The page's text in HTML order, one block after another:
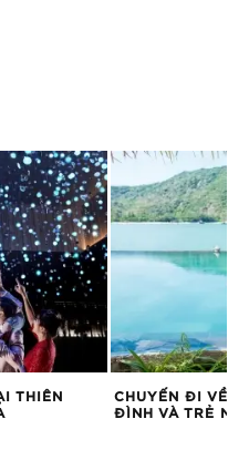
THIÊN
CHUYẾN ĐI VỀ
ĐÌNH VÀ TRẺ